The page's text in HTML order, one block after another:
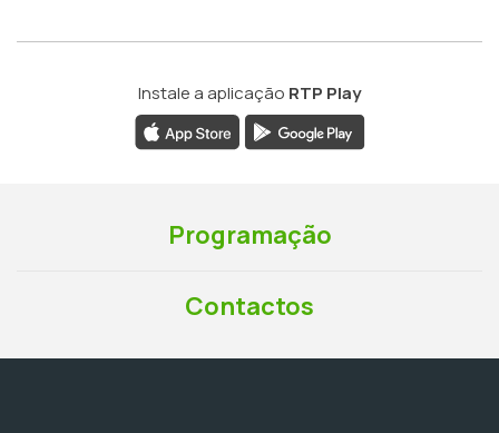
Instale a aplicação RTP Play
Programação
Contactos